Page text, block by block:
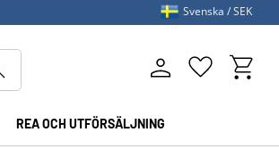
REA OCH UTFÖRSÄLJNING
Favoriter
Svenska SEK